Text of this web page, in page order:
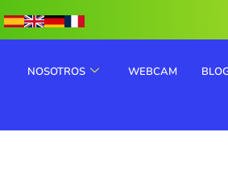
NOSOTROS WEBCAM